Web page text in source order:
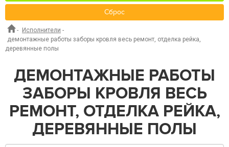
Сброс
- Исполнители -
демонтажные работы заборы кровля весь ремонт, отделка рейка,
деревянные полы
ДЕМОНТАЖНЫЕ РАБОТЫ
ЗАБОРЫ КРОВЛЯ ВЕСЬ
РЕМОНТ, ОТДЕЛКА РЕЙКА,
ДЕРЕВЯННЫЕ ПОЛЫ